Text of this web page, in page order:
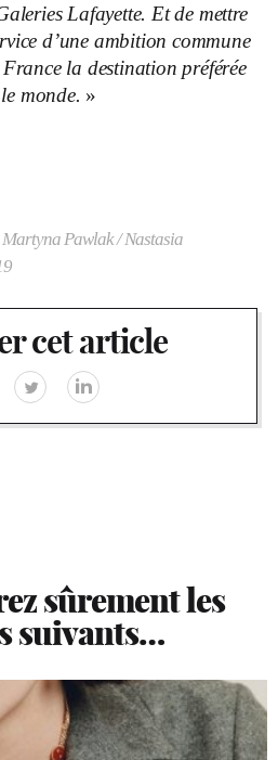
Lafayette. Et de mettre
d’une ambition commune
la destination préférée
monde. »
Pawlak / Nastasia
cet article
sûrement les
suivants…